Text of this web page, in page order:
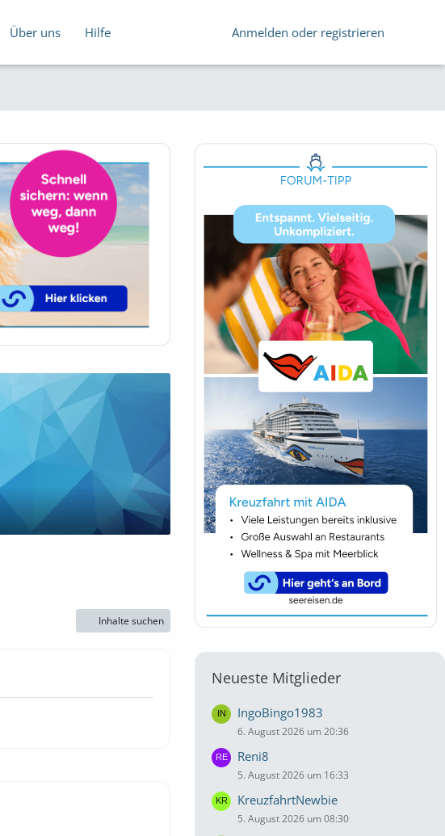
Über uns Hilfe Anmelden oder registrieren
Inhalte suchen
Neueste Mitglieder
IngoBingo1983
6. August 2026 um 20:36
Reni8
5. August 2026 um 16:33
KreuzfahrtNewbie
5. August 2026 um 08:30